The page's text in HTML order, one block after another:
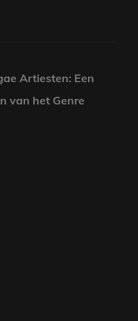
Artiesten: Een
van het Genre